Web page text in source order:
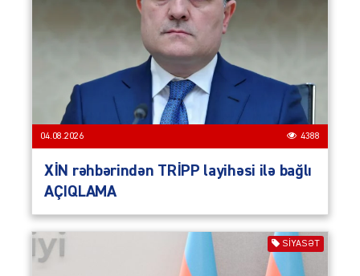
04.08.2026 4388
XİN rəhbərindən TRİPP layihəsi ilə bağlı
AÇIQLAMA
SIYASƏT